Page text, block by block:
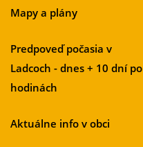
Mapy a plány
Predpoveď počasia v
Ladcoch - dnes + 10 dní po
hodinách
Aktuálne info v obci